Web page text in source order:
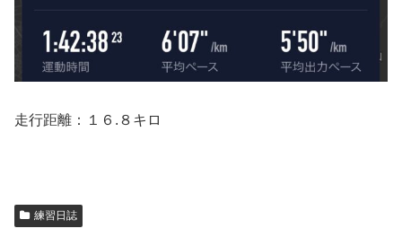
走行距離：１６.８キロ
練習日誌